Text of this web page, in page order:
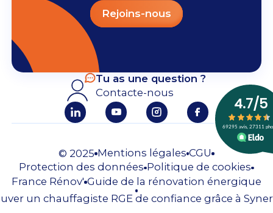
Rejoins-nous
Tu as une question ?
Contacte-nous
© 2025 Mentions légales CGU
Protection des données Politique de cookies
France Rénov' Guide de la rénovation énergique
un chauffagiste RGE de confiance grâce à